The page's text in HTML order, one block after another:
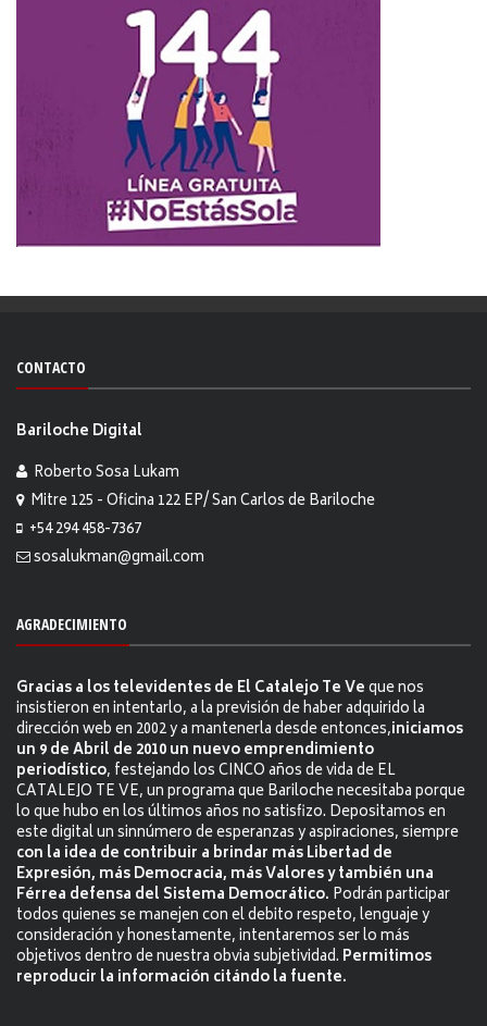
CONTACTO
Bariloche Digital
Roberto Sosa Lukam
Mitre 125 - Oficina 122 EP/ San Carlos de Bariloche
+54 294 458-7367
sosalukman@gmail.com
AGRADECIMIENTO
Gracias a los televidentes de El Catalejo Te Veque nos
insistieron en intentarlo, a la previsión de haber adquirido la
dirección web en 2002 y a mantenerla desde entonces,iniciamos
un 9 de Abril de 2010 un nuevo emprendimiento
periodístico, festejando los CINCO años de vida de EL
CATALEJO TE VE, un programa que Bariloche necesitaba porque
lo que hubo en los últimos años no satisfizo. Depositamos en
este digital un sinnúmero de esperanzas y aspiraciones, siempre
con la idea de contribuir a brindar más Libertad de
Expresión, más Democracia, más Valores y también una
Férrea defensa del Sistema Democrático. Podrán participar
todos quienes se manejen con el debito respeto, lenguaje y
consideración y honestamente, intentaremos ser lo más
objetivos dentro de nuestra obvia subjetividad. Permitimos
reproducir la información citándo la fuente.